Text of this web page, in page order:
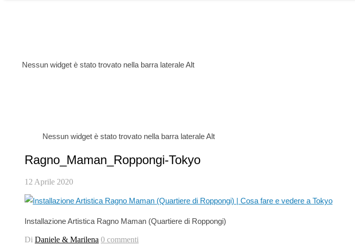
Nessun widget è stato trovato nella barra laterale Alt
Nessun widget è stato trovato nella barra laterale Alt
Ragno_Maman_Roppongi-Tokyo
12 Aprile 2020
Installazione Artistica Ragno Maman (Quartiere di Roppongi)
Di Daniele & Marilena 0 commenti